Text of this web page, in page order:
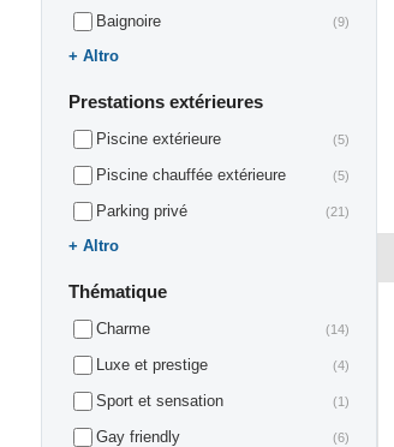
Baignoire (9)
Altro
Prestations extérieures
Piscine extérieure (5)
Piscine chauffée extérieure (5)
Parking privé (21)
Altro
Thématique
Charme (14)
Luxe et prestige (4)
Sport et sensation (1)
Gay friendly (6)